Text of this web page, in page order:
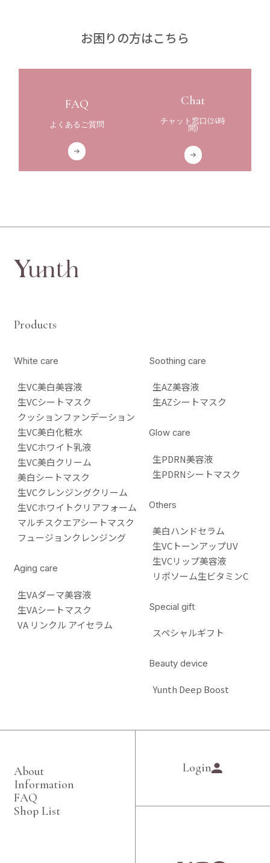
お困り の方はこち ら
FAQ
よくあるご質問
Chat
チャット窓口(24時
間)
Products
White care
生VC美白美容液
生VCシートマスク
クッションファンデーション
生VC美白化粧水
生VCホワイト乳液
生VC美白クリーム
美白シートマスク
生VCクレンジングクリーム
生VCホワイトクリアフォーム
マルチスクエアシートマスク
フュージョンクレンジング
Aging care
生VAダーマ美容液
生VAシートマスク
VA リンクル アイセラム
Soothing care
生AZ美容液
生AZシートマスク
Glow care
生PDRN美容液
生PDRNシートマスク
Others
美白ハンドセラム
生VCトーンアップUV
生VCリップ美容液
リポソーム生ビタミンC
Special gift
スペシャルギフト
Beauty device
Yunth Deep Boost
About
Information
FAQ
Shop List
Login